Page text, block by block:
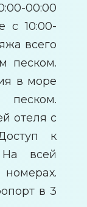
00:00
с 10:00-
всего
песком.
в море
отеля с
к
На всей
в 3